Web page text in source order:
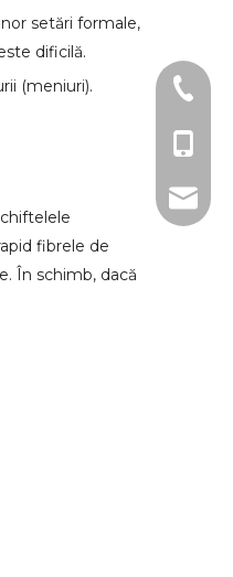
setări formale,
dificilă.
(meniuri).
fibrele de
În schimb, dacă
0086-